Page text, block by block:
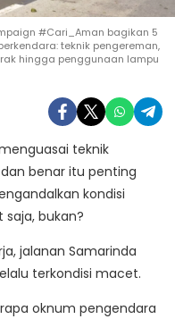
#Cari_Aman bagikan 5
teknik pengereman,
hingga penggunaan lampu
teknik
benar itu penting
kondisi
bukan?
jalanan Samarinda
terkondisi macet.
oknum pengendara